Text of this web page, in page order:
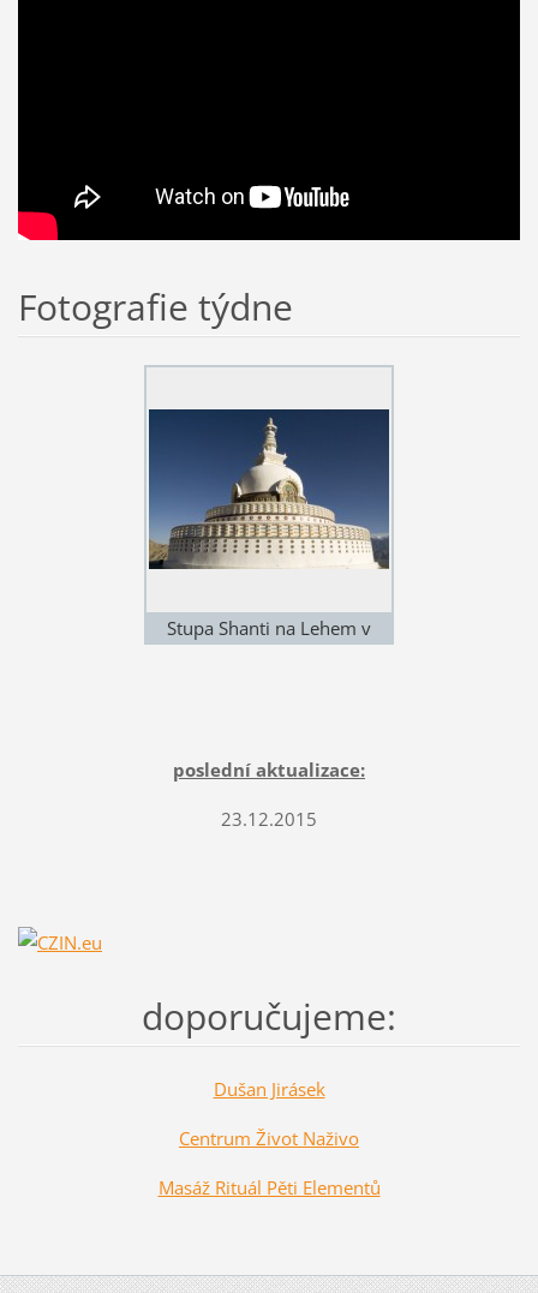
Fotografie týdne
Stupa Shanti na Lehem v
poslední aktualizace:
23.12.2015
doporučujeme:
Dušan Jirásek
Centrum Život Naživo
Masáž Rituál Pěti Elementů